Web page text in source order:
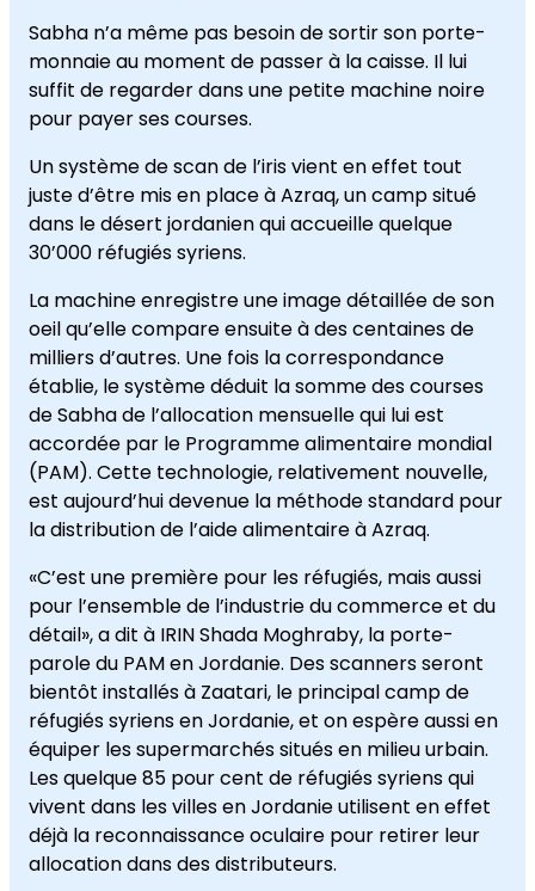
Sabha n’a même pas besoin de sortir son porte-
monnaie au moment de passer à la caisse. Il lui
suffit de regarder dans une petite machine noire
pour payer ses courses.
Un système de scan de l’iris vient en effet tout
juste d’être mis en place à Azraq, un camp situé
dans le désert jordanien qui accueille quelque
30’000 réfugiés syriens.
La machine enregistre une image détaillée de son
oeil qu’elle compare ensuite à des centaines de
milliers d’autres. Une fois la correspondance
établie, le système déduit la somme des courses
de Sabha de l’allocation mensuelle qui lui est
accordée par le Programme alimentaire mondial
(PAM). Cette technologie, relativement nouvelle,
est aujourd’hui devenue la méthode standard pour
la distribution de l’aide alimentaire à Azraq.
«C’est une première pour les réfugiés, mais aussi
pour l’ensemble de l’industrie du commerce et du
détail», a dit à IRIN Shada Moghraby, la porte-
parole du PAM en Jordanie. Des scanners seront
bientôt installés à Zaatari, le principal camp de
réfugiés syriens en Jordanie, et on espère aussi en
équiper les supermarchés situés en milieu urbain.
Les quelque 85 pour cent de réfugiés syriens qui
vivent dans les villes en Jordanie utilisent en effet
déjà la reconnaissance oculaire pour retirer leur
allocation dans des distributeurs.